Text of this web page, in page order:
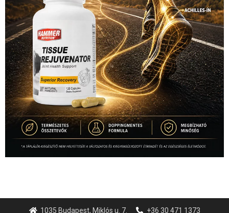
1035 Budapest, Miklós u. 7. +36 30 471 1373